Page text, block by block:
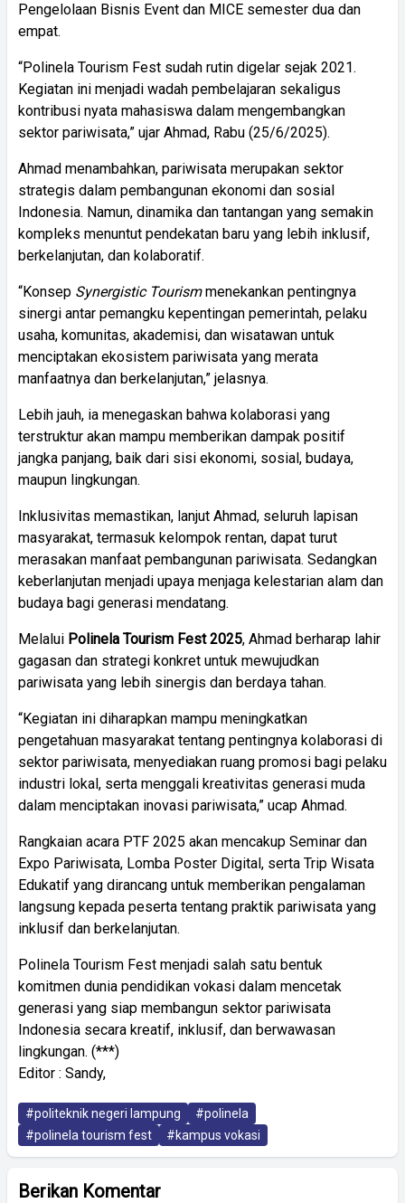
Pengelolaan Bisnis Event dan MICE semester dua dan
empat.
“Polinela Tourism Fest sudah rutin digelar sejak 2021.
Kegiatan ini menjadi wadah pembelajaran sekaligus
kontribusi nyata mahasiswa dalam mengembangkan
sektor pariwisata,” ujar Ahmad, Rabu (25/6/2025).
Ahmad menambahkan, pariwisata merupakan sektor
strategis dalam pembangunan ekonomi dan sosial
Indonesia. Namun, dinamika dan tantangan yang semakin
kompleks menuntut pendekatan baru yang lebih inklusif,
berkelanjutan, dan kolaboratif.
“Konsep Synergistic Tourismmenekankan pentingnya
sinergi antar pemangku kepentingan pemerintah, pelaku
usaha, komunitas, akademisi, dan wisatawan untuk
menciptakan ekosistem pariwisata yang merata
manfaatnya dan berkelanjutan,” jelasnya.
Lebih jauh, ia menegaskan bahwa kolaborasi yang
terstruktur akan mampu memberikan dampak positif
jangka panjang, baik dari sisi ekonomi, sosial, budaya,
maupun lingkungan.
Inklusivitas memastikan, lanjut Ahmad, seluruh lapisan
masyarakat, termasuk kelompok rentan, dapat turut
merasakan manfaat pembangunan pariwisata. Sedangkan
keberlanjutan menjadi upaya menjaga kelestarian alam dan
budaya bagi generasi mendatang.
Melalui Polinela Tourism Fest 2025, Ahmad berharap lahir
gagasan dan strategi konkret untuk mewujudkan
pariwisata yang lebih sinergis dan berdaya tahan.
“Kegiatan ini diharapkan mampu meningkatkan
pengetahuan masyarakat tentang pentingnya kolaborasi di
sektor pariwisata, menyediakan ruang promosi bagi pelaku
industri lokal, serta menggali kreativitas generasi muda
dalam menciptakan inovasi pariwisata,” ucap Ahmad.
Rangkaian acara PTF 2025 akan mencakup Seminar dan
Expo Pariwisata, Lomba Poster Digital, serta Trip Wisata
Edukatif yang dirancang untuk memberikan pengalaman
langsung kepada peserta tentang praktik pariwisata yang
inklusif dan berkelanjutan.
Polinela Tourism Fest menjadi salah satu bentuk
komitmen dunia pendidikan vokasi dalam mencetak
generasi yang siap membangun sektor pariwisata
Indonesia secara kreatif, inklusif, dan berwawasan
lingkungan. (***)
Editor : Sandy,
#politeknik negeri lampung
#polinela
#polinela tourism fest
#kampus vokasi
Berikan Komentar